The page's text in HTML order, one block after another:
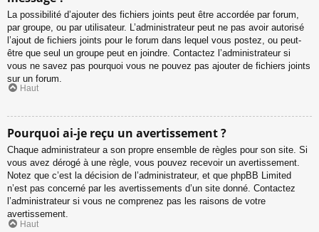
La possibilité d’ajouter des fichiers joints peut être accordée par forum,
par groupe, ou par utilisateur. L’administrateur peut ne pas avoir autorisé
l’ajout de fichiers joints pour le forum dans lequel vous postez, ou peut-
être que seul un groupe peut en joindre. Contactez l’administrateur si
vous ne savez pas pourquoi vous ne pouvez pas ajouter de fichiers joints
sur un forum.
Haut
Pourquoi ai-je reçu un avertissement ?
Chaque administrateur a son propre ensemble de règles pour son site. Si
vous avez dérogé à une règle, vous pouvez recevoir un avertissement.
Notez que c’est la décision de l’administrateur, et que phpBB Limited
n’est pas concerné par les avertissements d’un site donné. Contactez
l’administrateur si vous ne comprenez pas les raisons de votre
avertissement.
Haut